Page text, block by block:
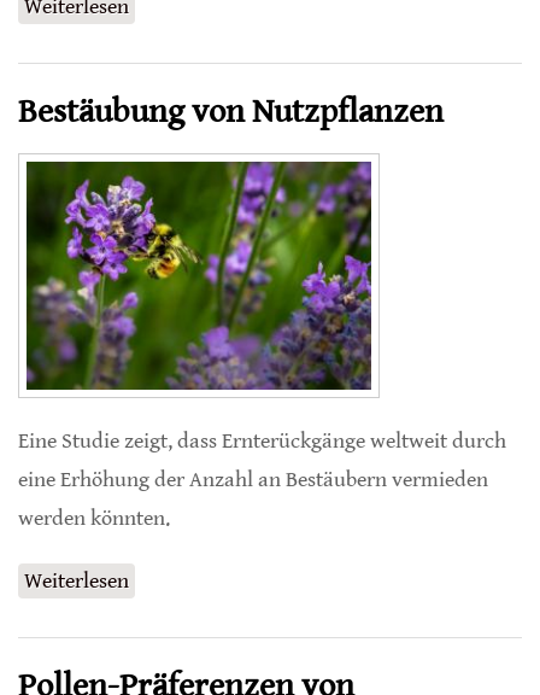
Weiterlesen
Bestäubung von Nutzpflanzen
Eine Studie zeigt, dass Ernterückgänge weltweit durch
eine Erhöhung der Anzahl an Bestäubern vermieden
werden könnten.
Weiterlesen
Pollen-Präferenzen von